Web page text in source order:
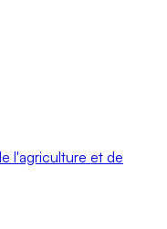
l'agriculture et de